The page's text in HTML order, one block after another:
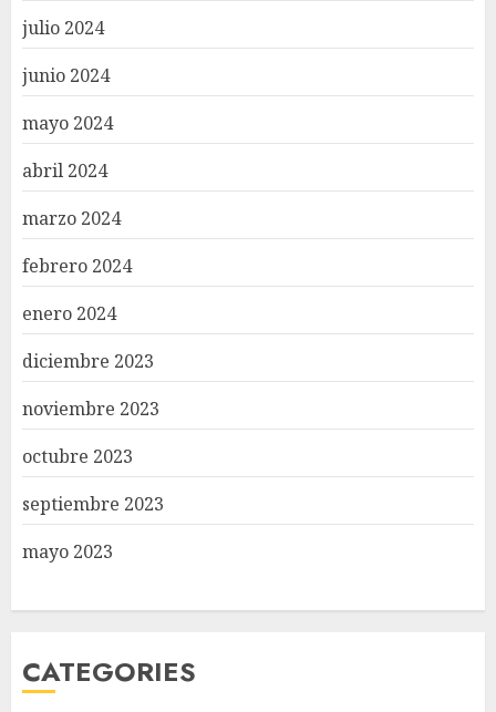
julio 2024
junio 2024
mayo 2024
abril 2024
marzo 2024
febrero 2024
enero 2024
diciembre 2023
noviembre 2023
octubre 2023
septiembre 2023
mayo 2023
CATEGORIES